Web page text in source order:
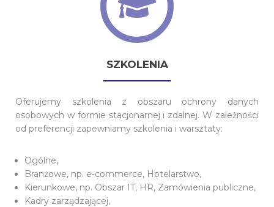
SZKOLENIA
Oferujemy szkolenia z obszaru ochrony danych
osobowych w formie stacjonarnej i zdalnej. W zależności
od preferencji zapewniamy szkolenia i warsztaty:
Ogólne,
Branżowe, np. e-commerce, Hotelarstwo,
Kierunkowe, np. Obszar IT, HR, Zamówienia publiczne,
Kadry zarządzającej,